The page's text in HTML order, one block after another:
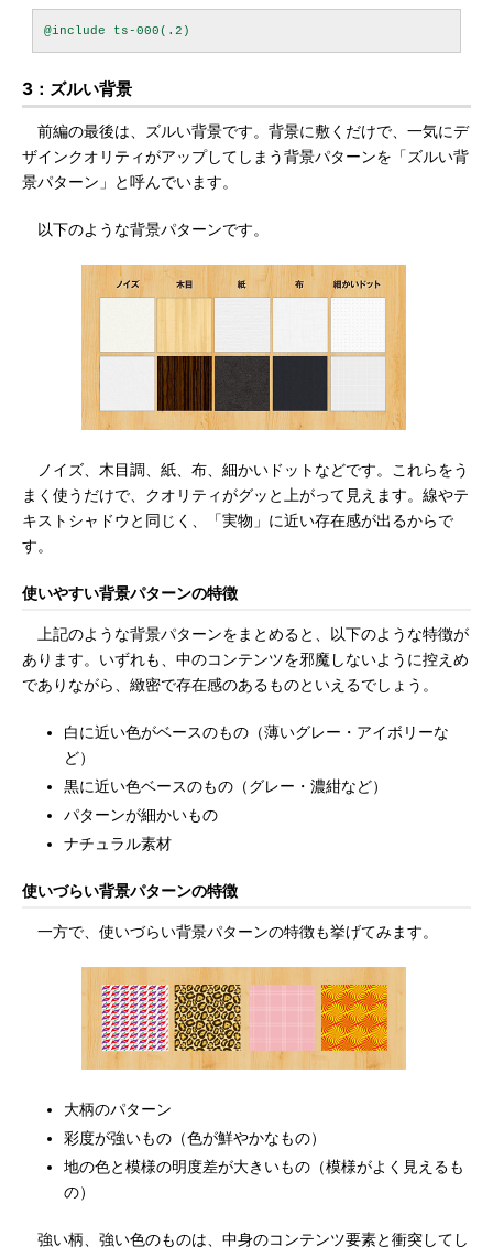
3：ズルい背景
前編の最後は、ズルい背景です。背景に敷くだけで、一気にデ
ザインクオリティがアップしてしまう背景パターンを「ズルい背
景パターン」と呼んでいます。
以下のような背景パターンです。
ノイズ、木目調、紙、布、細かいドットなどです。これらをう
まく使うだけで、クオリティがグッと上がって見えます。線やテ
キストシャドウと同じく、「実物」に近い存在感が出るからで
す。
使いやすい背景パターンの特徴
上記のような背景パターンをまとめると、以下のような特徴が
あります。いずれも、中のコンテンツを邪魔しないように控えめ
でありながら、緻密で存在感のあるものといえるでしょう。
白に近い色がベースのもの（薄いグレー・アイボリーな
ど）
黒に近い色ベースのもの（グレー・濃紺など）
パターンが細かいもの
ナチュラル素材
使いづらい背景パターンの特徴
一方で、使いづらい背景パターンの特徴も挙げてみます。
大柄のパターン
彩度が強いもの（色が鮮やかなもの）
地の色と模様の明度差が大きいもの（模様がよく見えるも
の）
強い柄、強い色のものは、中身のコンテンツ要素と衝突してし